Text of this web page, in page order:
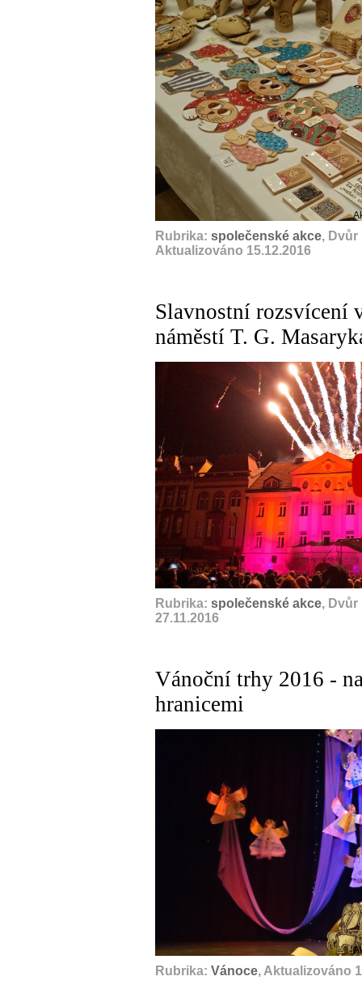
Rubrika: společenské akce, Dvůr
Aktualizováno 15.12.2016
Slavnostní rozsvícení
náměstí T. G.
Rubrika: společenské akce, Dvůr
27.11.2016
Vánoční trhy 2016 -
hranicemi
Rubrika: Vánoce, Aktualizováno